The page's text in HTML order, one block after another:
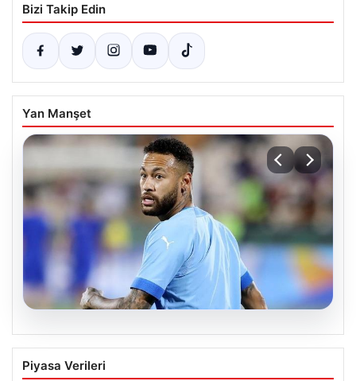
Bizi Takip Edin
Yan Manşet
Maçın bitişi sonrası Neymar’ın
tansiyonu yükseldi
Piyasa Verileri